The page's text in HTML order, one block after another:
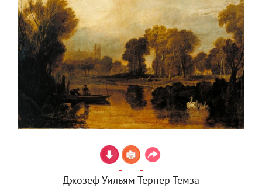
Джозеф Уильям Тернер Темза